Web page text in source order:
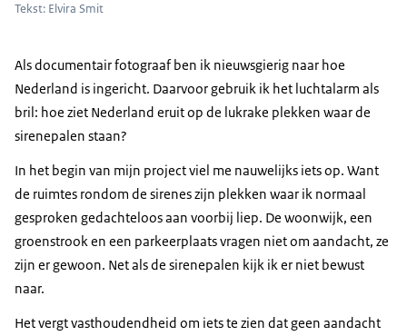
Tekst: Elvira Smit
Als documentair fotograaf ben ik nieuwsgierig naar hoe
Nederland is ingericht. Daarvoor gebruik ik het luchtalarm als
bril: hoe ziet Nederland eruit op de lukrake plekken waar de
sirenepalen staan?
In het begin van mijn project viel me nauwelijks iets op. Want
de ruimtes rondom de sirenes zijn plekken waar ik normaal
gesproken gedachteloos aan voorbij liep. De woonwijk, een
groenstrook en een parkeerplaats vragen niet om aandacht, ze
zijn er gewoon. Net als de sirenepalen kijk ik er niet bewust
naar.
Het vergt vasthoudendheid om iets te zien dat geen aandacht